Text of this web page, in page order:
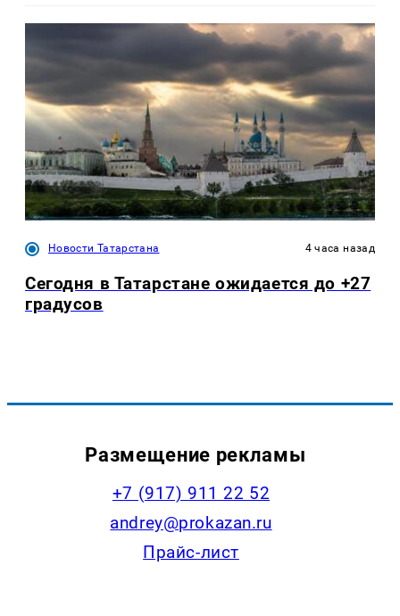
Новости Татарстана 4 часа назад
Сегодня в Татарстане ожидается до +27
градусов
Размещение рекламы
+7 (917) 911 22 52
andrey@prokazan.ru
Прайс-лист